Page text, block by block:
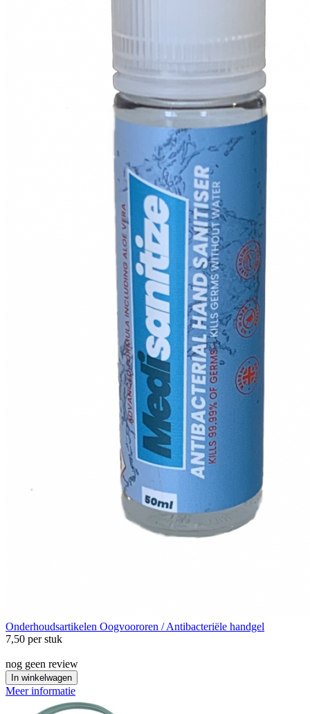
Onderhoudsartikelen Oogvoororen / Antibacteriële handgel
7,50 per stuk
nog geen review
In winkelwagen
Meer informatie